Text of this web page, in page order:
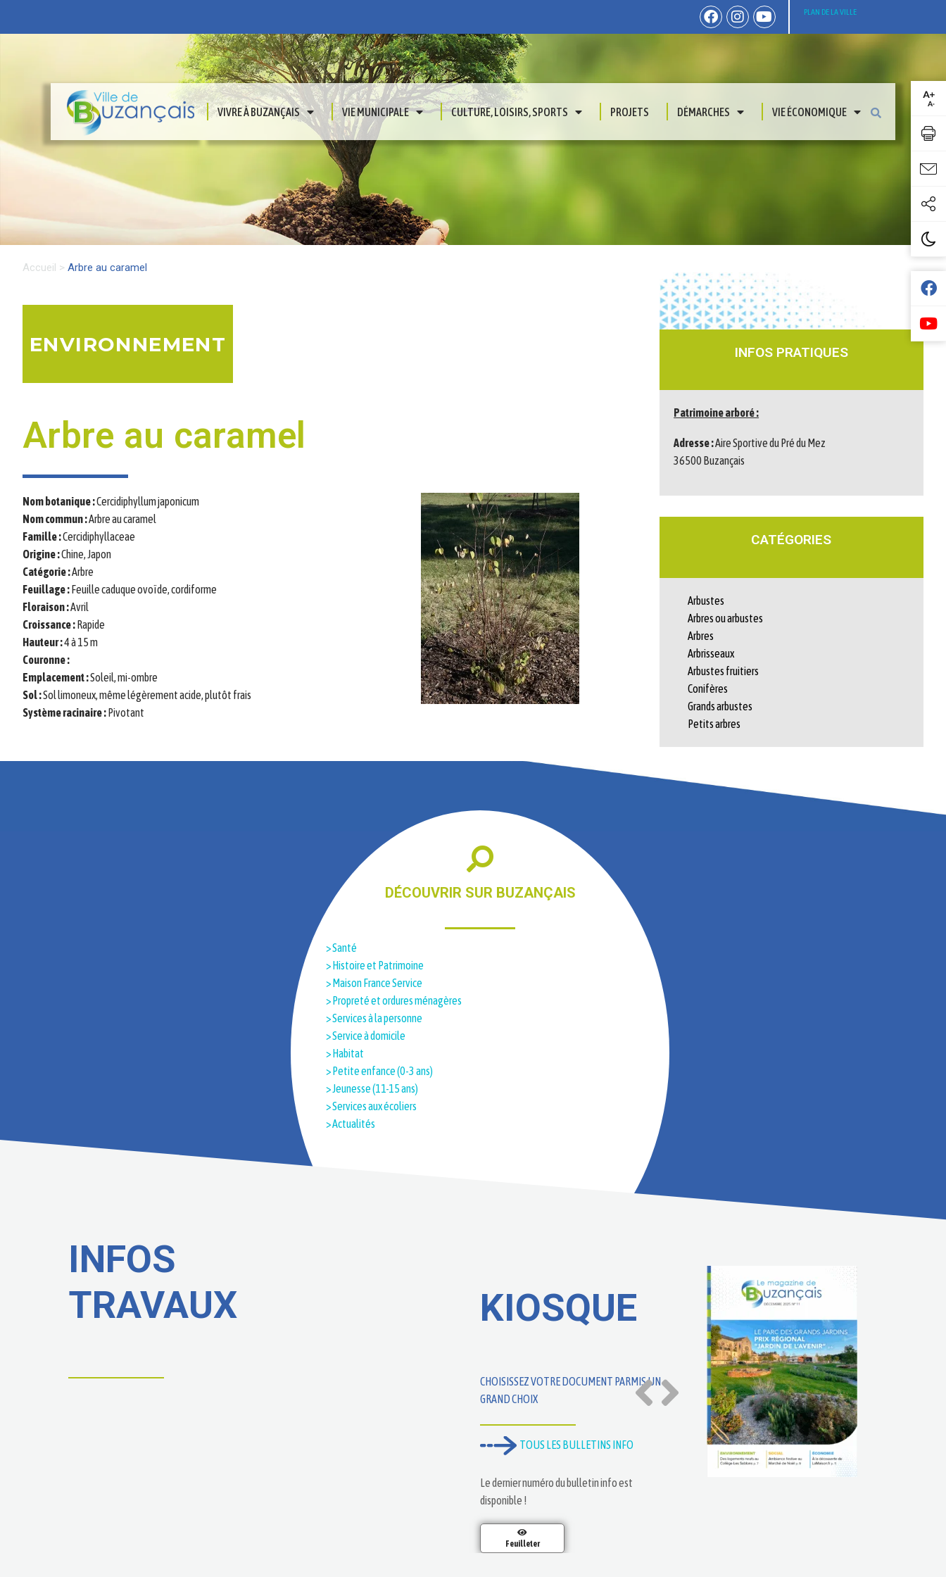
PLAN DE LA VILLE
VIVRE À BUZANÇAIS VIE MUNICIPALE CULTURE, LOISIRS, SPORTS PROJETS DÉMARCHES VIE ÉCONOMIQUE
Accueil > Arbre au caramel
ENVIRONNEMENT
Arbre au caramel
Nom botanique :Cercidiphyllum japonicum
Nom commun :Arbre au caramel
Famille :Cercidiphyllaceae
Origine :Chine, Japon
Catégorie :Arbre
Feuillage : Feuille caduque ovoïde, cordiforme
Floraison :Avril
Croissance : Rapide
Hauteur :4 à 15 m
Couronne :
Emplacement :Soleil, mi-ombre
Sol :Sol limoneux, même légèrement acide, plutôt frais
Système racinaire : Pivotant
INFOS PRATIQUES
Patrimoine arboré :
Adresse :Aire Sportive du Pré du Mez
36500 Buzançais
CATÉGORIES
Arbustes
Arbres ou arbustes
Arbres
Arbrisseaux
Arbustes fruitiers
Conifères
Grands arbustes
Petits arbres
DÉCOUVRIR SUR BUZANÇAIS
> Santé
> Histoire et Patrimoine​
> Maison France Service
> Propreté et ordures ménagères
> Services à la personne
> Service à domicile
> Habitat
> Petite enfance (0-3 ans)
> Jeunesse (11-15 ans)
> Services aux écoliers
> Actualités
INFOS
TRAVAUX
KIOSQUE
CHOISISSEZ VOTRE DOCUMENT PARMIS UN
GRAND CHOIX
TOUS LES BULLETINS INFO
Le dernier numéro du bulletin info est
disponible !
Feuilleter